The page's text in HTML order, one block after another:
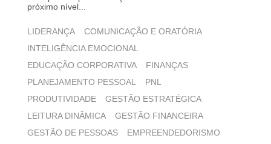
próximo nível...
LIDERANÇA
COMUNICAÇÃO E ORATÓRIA
INTELIGÊNCIA EMOCIONAL
EDUCAÇÃO CORPORATIVA
FINANÇAS
PLANEJAMENTO PESSOAL
PNL
PRODUTIVIDADE
GESTÃO ESTRATÉGICA
LEITURA DINÂMICA
GESTÃO FINANCEIRA
GESTÃO DE PESSOAS
EMPREENDEDORISMO